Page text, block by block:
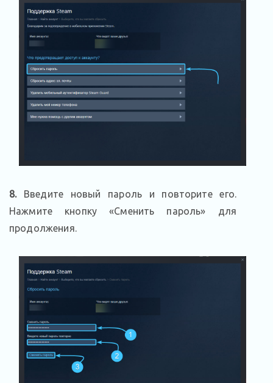
8.Введите новый пароль и повторите его.
Нажмите кнопку «Сменить пароль» для
продолжения.